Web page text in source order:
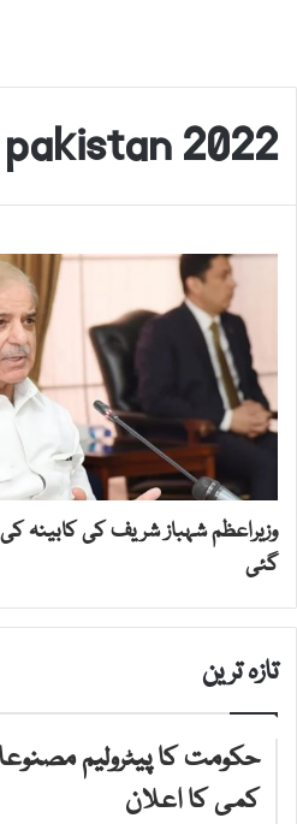
2022
گئی
تازہ ترین
حکومت کا پیٹرولیم
کمی کا اعلان